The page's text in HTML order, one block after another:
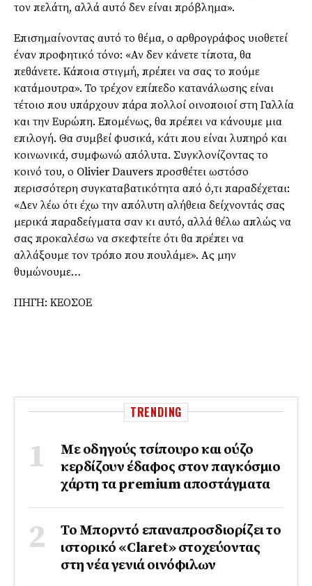
τον πελάτη, αλλά αυτό δεν είναι πρόβλημα».
Επισημαίνοντας αυτό το θέμα, ο αρθρογράφος υιοθετεί
έναν προφητικό τόνο: «Αν δεν κάνετε τίποτα, θα
πεθάνετε. Κάποια στιγμή, πρέπει να σας το πούμε
κατάμουτρα». Το τρέχον επίπεδο κατανάλωσης είναι
τέτοιο που υπάρχουν πάρα πολλοί οινοποιοί στη Γαλλία
και την Ευρώπη. Επομένως, θα πρέπει να κάνουμε μια
επιλογή. Θα συμβεί φυσικά, κάτι που είναι λυπηρό και
κοινωνικά, συμφωνώ απόλυτα. Συγκλονίζοντας το
κοινό του, ο Olivier Dauvers προσθέτει ωστόσο
περισσότερη συγκαταβατικότητα από ό,τι παραδέχεται:
«Δεν λέω ότι έχω την απόλυτη αλήθεια δείχνοντάς σας
μερικά παραδείγματα σαν κι αυτό, αλλά θέλω απλώς να
σας προκαλέσω να σκεφτείτε ότι θα πρέπει να
αλλάξουμε τον τρόπο που πουλάμε». Ας μην
θυμώνουμε…
ΠΗΓΗ: ΚΕΟΣΟΕ
TRENDING
Με οδηγούς τσίπουρο και ούζο
κερδίζουν έδαφος στoν παγκόσμιο
χάρτη τα premium αποστάγματα
Το Μπορντό επαναπροσδιορίζει το
ιστορικό «Claret» στοχεύοντας
στη νέα γενιά οινόφιλων